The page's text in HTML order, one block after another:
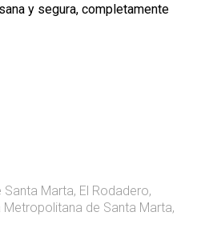
y segura, completamente
Santa Marta, El Rodadero,
Metropolitana de Santa Marta,